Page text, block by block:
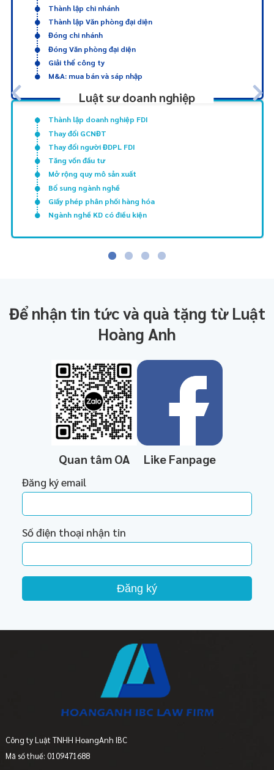
Thành lập chi nhánh
Thành lập Văn phòng đại diện
Đóng chi nhánh
Đóng Văn phòng đại diện
Giải thể công ty
M&A: mua bán và sáp nhập
Luật sư doanh nghiệp
Thành lập doanh nghiệp FDI
Thay đổi GCNĐT
Thay đổi người ĐDPL FDI
Tăng vốn đầu tư
Mở rộng quy mô sản xuất
Bổ sung ngành nghề
Giấy phép phân phối hàng hóa
Ngành nghề KD có điều kiện
Để nhận tin tức và quà tặng từ Luật
Hoàng Anh
Quan tâm OA Like Fanpage
Đăng ký email
Số điện thoại nhận tin
Đăng ký
Công ty Luật TNHH HoangAnh IBC
Mã số thuế: 0109471688